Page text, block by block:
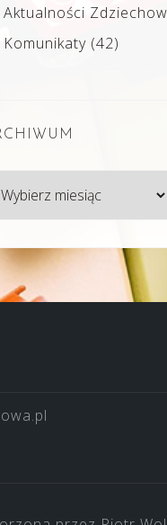
Aktualności
Komunikaty (42)